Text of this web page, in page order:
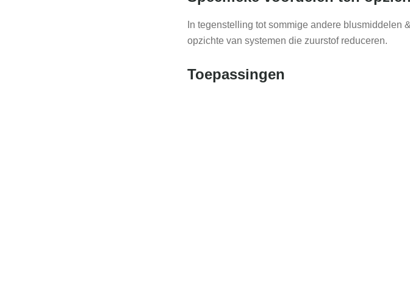
In tegenstelling tot sommige andere blusmiddelen
opzichte van systemen die zuurstof reduceren.
Toepassingen